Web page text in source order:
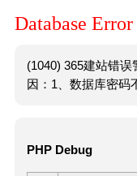
Database Error
(1040) 365建站错
因：1、数据库密码
PHP Debug